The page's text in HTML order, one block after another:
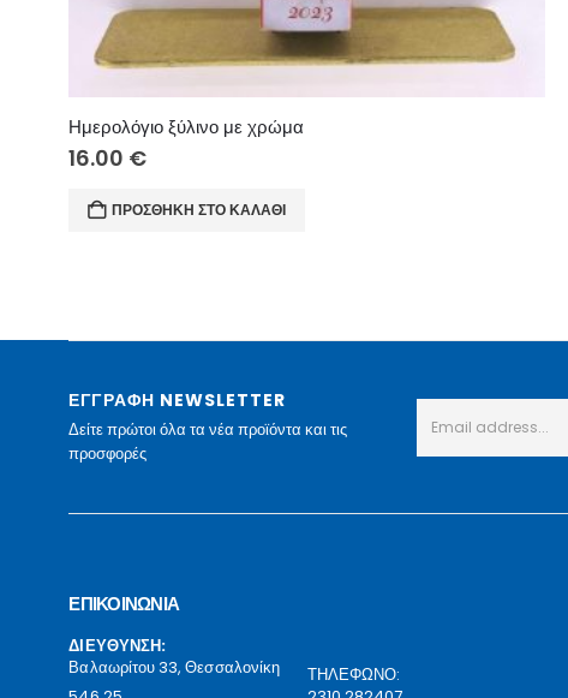
Ημερολόγιο ξύλινο με χρώμα
16.00 €
ΠΡΟΣΘΉΚΗ ΣΤΟ ΚΑΛΆΘΙ
ΕΓΓΡΑΦΗ NEWSLETTER
Δείτε πρώτοι όλα τα νέα προϊόντα και τις
προσφορές
ΕΠΙΚΟΙΝΩΝΙΑ
ΔΙΕΥΘΥΝΣΗ:
Βαλαωρίτου 33, Θεσσαλονίκη
ΤΗΛΕΦΩΝΟ: